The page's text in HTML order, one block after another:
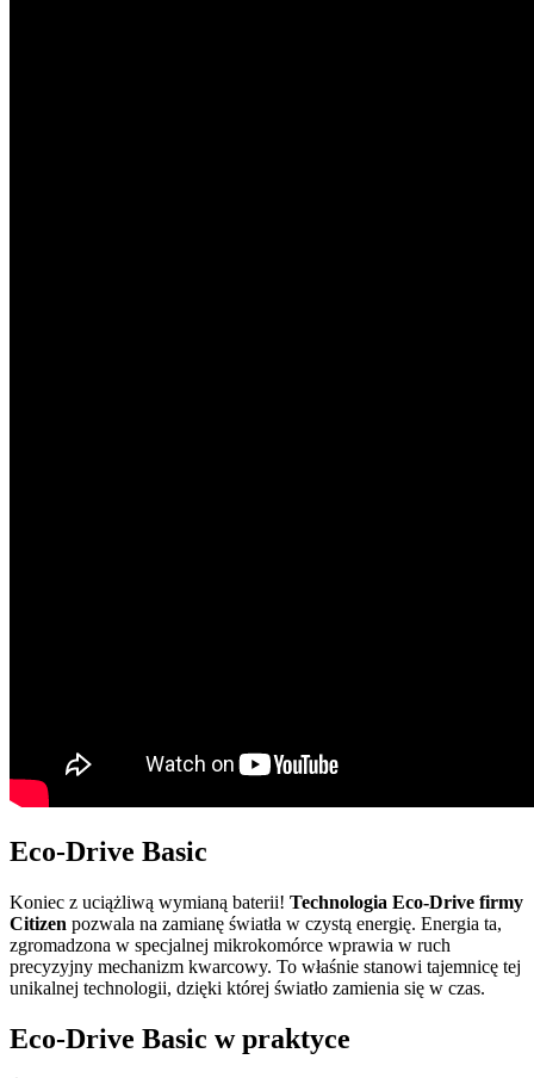
Eco-Drive Basic
Koniec z uciążliwą wymianą baterii! Technologia Eco-Drive firmy
Citizen pozwala na zamianę światła w czystą energię. Energia ta,
zgromadzona w specjalnej mikrokomórce wprawia w ruch
precyzyjny mechanizm kwarcowy. To właśnie stanowi tajemnicę tej
unikalnej technologii, dzięki której światło zamienia się w czas.
Eco-Drive Basic w praktyce